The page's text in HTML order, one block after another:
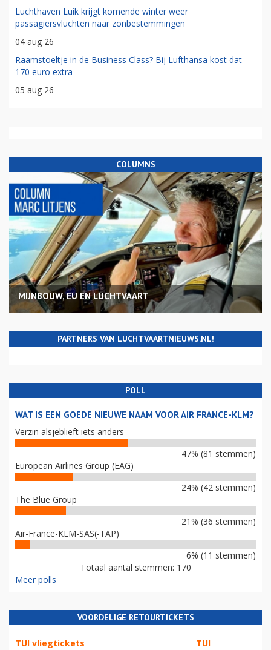
Luchthaven Luik krijgt komende winter weer
passagiersvluchten naar zonbestemmingen
04 aug 26
Raamstoeltje in de Business Class? Bij Lufthansa kost dat
170 euro extra
05 aug 26
COLUMNS
MIJNBOUW, EU EN LUCHTVAART
PARTNERS VAN LUCHTVAARTNIEUWS.NL!
POLL
WAT IS EEN GOEDE NIEUWE NAAM VOOR AIR FRANCE-KLM?
Verzin alsjeblieft iets anders
47% (81 stemmen)
European Airlines Group (EAG)
24% (42 stemmen)
The Blue Group
21% (36 stemmen)
Air-France-KLM-SAS(-TAP)
6% (11 stemmen)
Totaal aantal stemmen: 170
Meer polls
VOORDELIGE RETOURTICKETS
TUI vliegtickets TUI